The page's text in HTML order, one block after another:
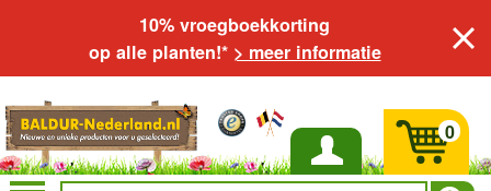
10% vroegboekkorting
op alle planten!* > meer informatie
Inloggen
0